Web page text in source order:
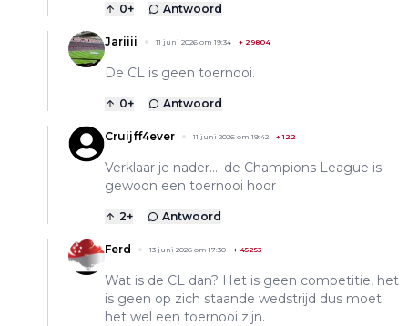
0+ Antwoord
Jariiii 11 juni 2026 om 19:34 + 29804
De CL is geen toernooi.
0+ Antwoord
Cruijff4ever 11 juni 2026 om 19:42 +122
Verklaar je nader.... de Champions League is
gewoon een toernooi hoor
2+ Antwoord
Ferd 13 juni 2026 om 17:30 + 45253
Wat is de CL dan? Het is geen competitie, het
is geen op zich staande wedstrijd dus moet
het wel een toernooi zijn.